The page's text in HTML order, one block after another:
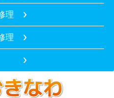
理
理